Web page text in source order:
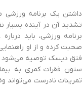
داشتن یک برنامه ورزشی
تشدید آن در آینده
برنامه ورزشی، باید
صحبت کرده و از او
فتق دیسک توصیه می‌شود
ستون فقرات کمری به
تمرینات نادرست می‌تواند